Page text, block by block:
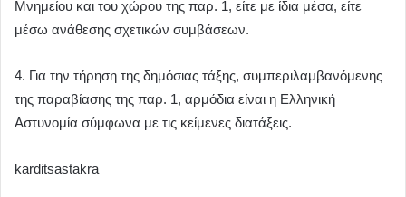
Μνημείου και του χώρου της παρ. 1, είτε με ίδια μέσα, είτε
μέσω ανάθεσης σχετικών συμβάσεων.
4. Για την τήρηση της δημόσιας τάξης, συμπεριλαμβανόμενης
της παραβίασης της παρ. 1, αρμόδια είναι η Ελληνική
Αστυνομία σύμφωνα με τις κείμενες διατάξεις.
karditsastakra